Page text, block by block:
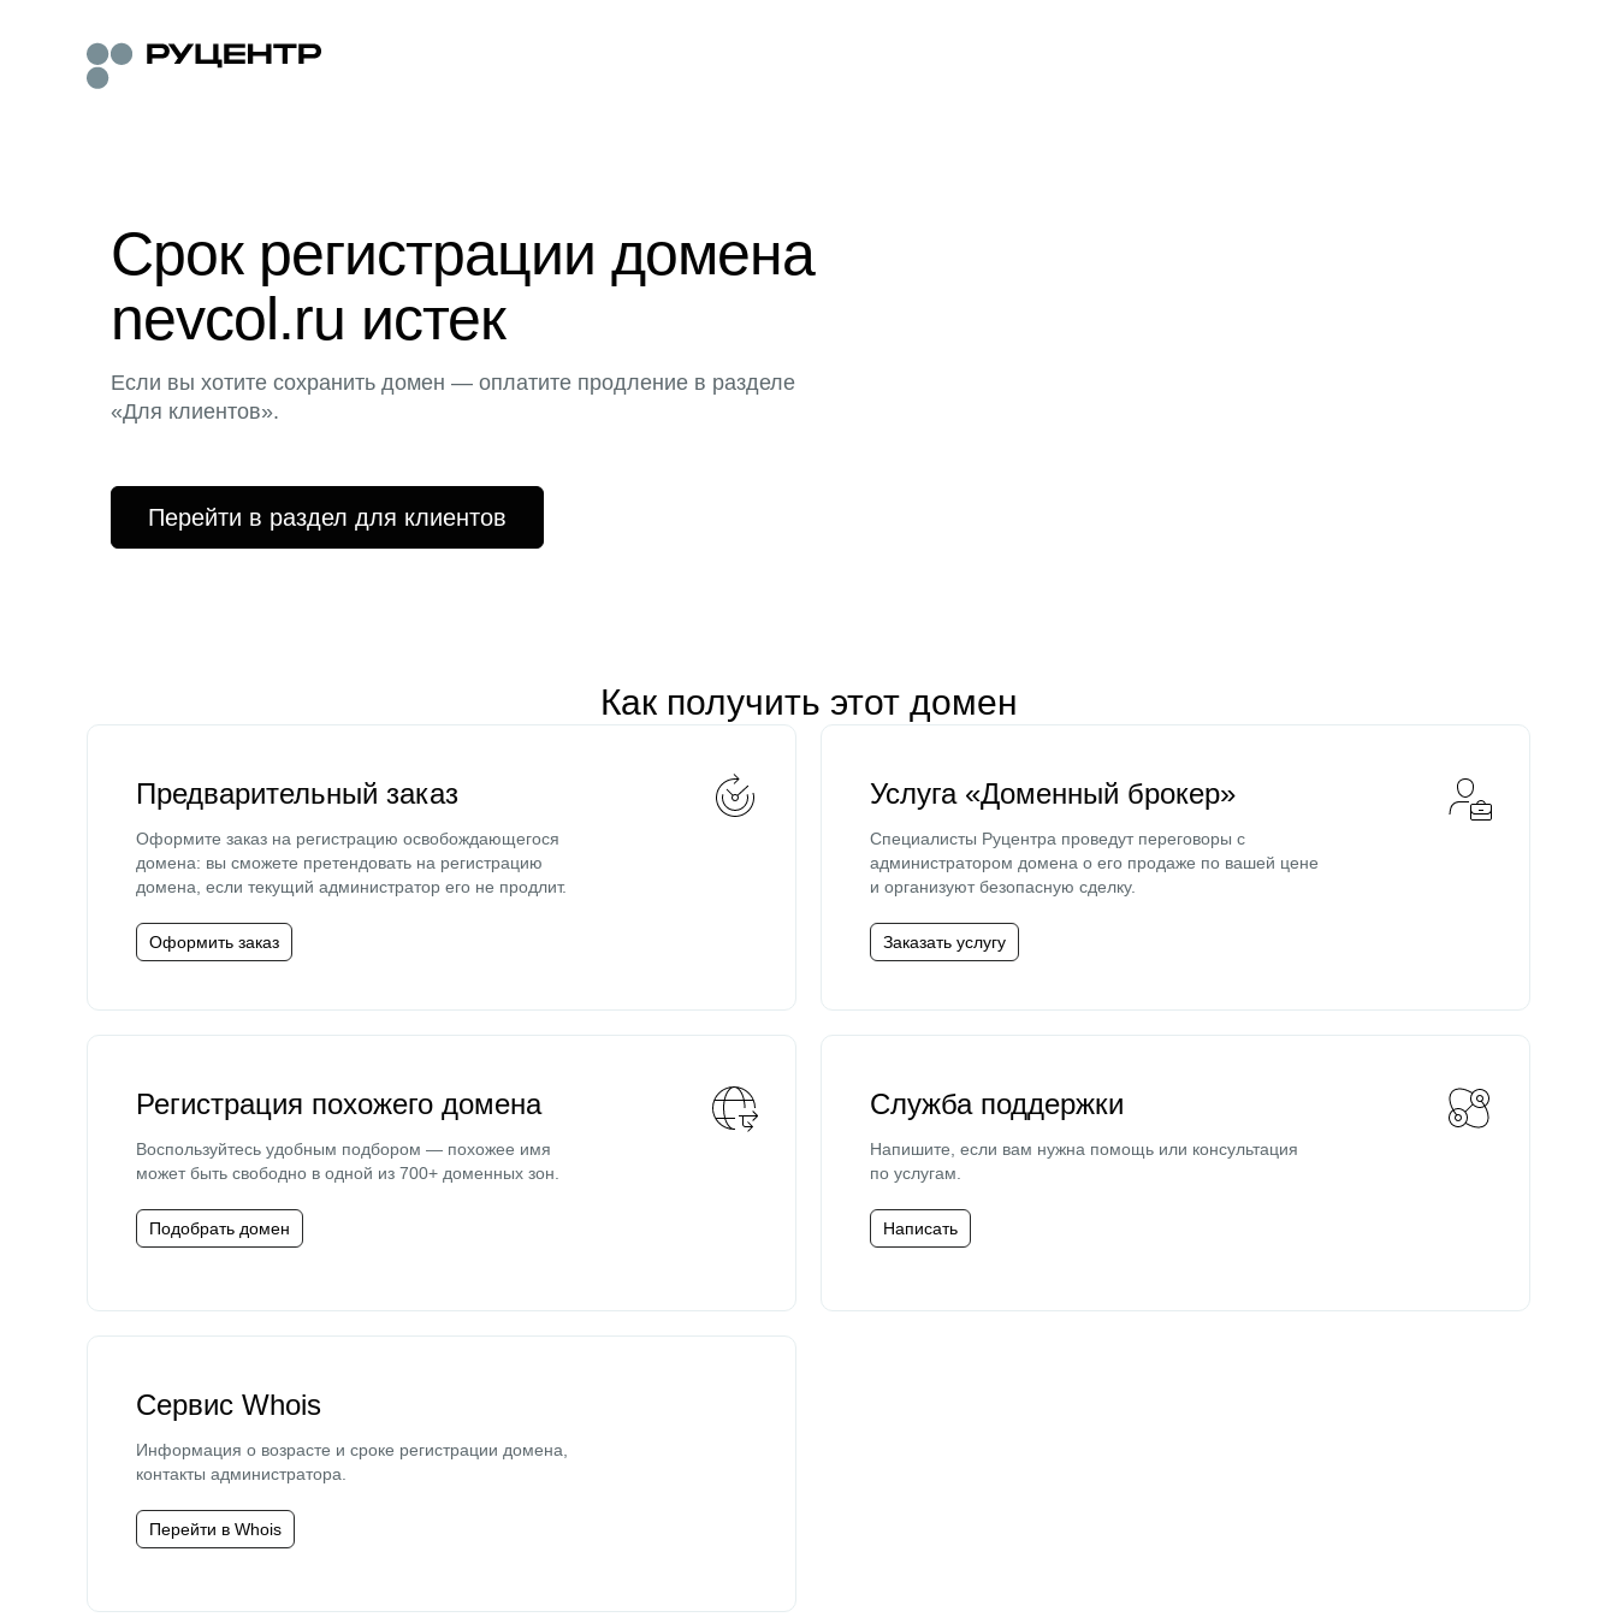
Срок регистрации домена
nevcol.ru истек
Если вы хотите сохранить домен — оплатите продление в разделе
«Для клиентов».
Перейти в раздел для клиентов
Как получить этот домен
Предварительный заказ
Оформите заказ на регистрацию освобождающегося
домена: вы сможете претендовать на регистрацию
домена, если текущий администратор его не продлит.
Оформить заказ
Услуга «Доменный брокер»
Специалисты Руцентра проведут переговоры с
администратором домена о его продаже по вашей цене
и организуют безопасную сделку.
Заказать услугу
Регистрация похожего домена
Воспользуйтесь удобным подбором — похожее имя
может быть свободно в одной из 700+ доменных зон.
Подобрать домен
Служба поддержки
Напишите, если вам нужна помощь или консультация
по услугам.
Написать
Сервис Whois
Информация о возрасте и сроке регистрации домена,
контакты администратора.
Перейти в Whois